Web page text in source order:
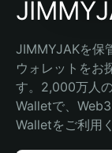
JIMMYJAKを保
ウォレットをお
す。2,000万人
Walletで、
Walletをご利用